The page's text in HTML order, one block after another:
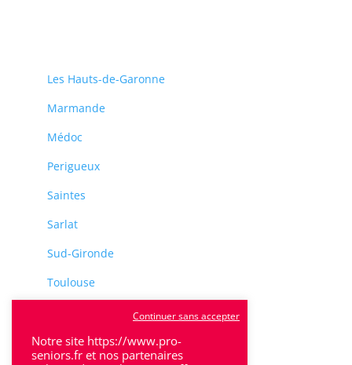
Les Hauts-de-Garonne
Marmande
Médoc
Perigueux
Saintes
Sarlat
Sud-Gironde
Toulouse
Villeneuve-Sur-Lot
Notre site https://www.pro-
seniors.fr et nos partenaires
Continuer sans accepter